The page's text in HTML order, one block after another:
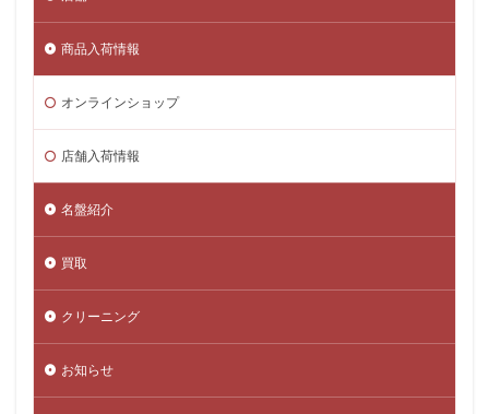
商品入荷情報
オンラインショップ
店舗入荷情報
名盤紹介
買取
クリーニング
お知らせ